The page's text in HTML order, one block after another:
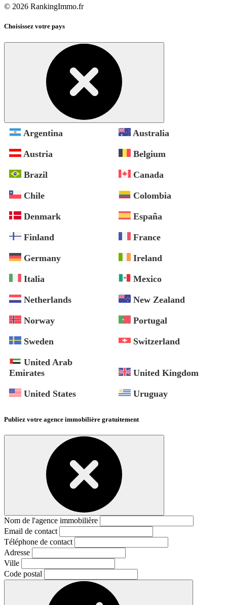
© 2026 RankingImmo.fr
Choisissez votre pays
Argentina Australia
Austria Belgium
Brazil Canada
Chile Colombia
Denmark España
Finland France
Germany Ireland
Italia Mexico
Netherlands New Zealand
Norway Portugal
Sweden Switzerland
United Arab
Emirates
United Kingdom
United States Uruguay
Publiez votre agence immobilière gratuitement
Nom de l'agence immobilière
Email de contact
Téléphone de contact
Adresse
Ville
Code postal